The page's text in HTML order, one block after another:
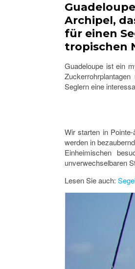
Archipel,
für einen
tropischen
Guadeloupe ist ein
Seglern eine
Wir starten in
werden in
Einheimischen
unverwechselbaren
Lesen Sie auch: